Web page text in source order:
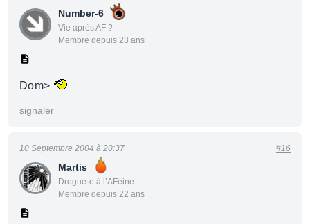
Number-6
Vie après AF ?
Membre depuis 23 ans
Dom>
signaler
Martis
Drogué·e à l’AFéine
Membre depuis 22 ans
10 Septembre 2004 à 20:37 #16